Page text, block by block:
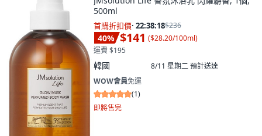
500ml
首購折扣價· 22:38:16$236
40% $141 ($28.20/100ml)
運費 $195
韓國 8/11 星期二預計送達
WOW會員免運
(1)
即將售完